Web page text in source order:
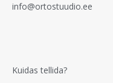
info@ortostuudio.ee
Kuidas tellida?